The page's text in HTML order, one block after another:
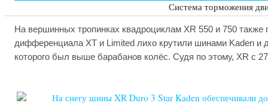
Система торможения
На вершинных тропинках квадроциклам XR 550 и 750 также
дифференциала XT и Limited лихо крутили шинами Kaden и
которого был выше барабанов колёс. Судя по этому, XR с